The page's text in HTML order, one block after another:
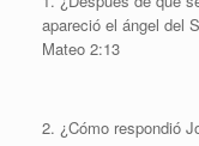
apareció el ángel del
Mateo 2:13
2. ¿Cómo respondió